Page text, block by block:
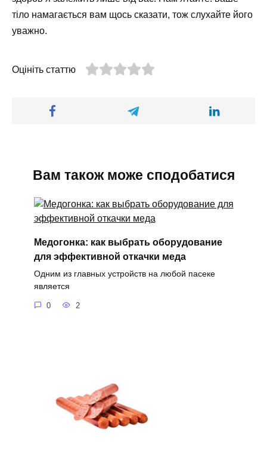
тіло намагається вам щось сказати, тож слухайте його
уважно.
Оцініть статтю
Вам також може сподобатися
Медогонка: как выбрать оборудование
для эффективной откачки меда
Одним из главных устройств на любой пасеке
является
0 2